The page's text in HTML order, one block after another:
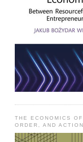
THE ECONOMICS
ORDER, AND ACTION